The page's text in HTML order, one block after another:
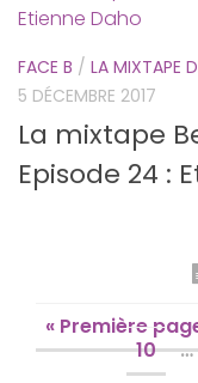
FACE B / LA MIXTAPE
5 DÉCEMBRE 2017
La mixtape
Episode 24 :
« Première
10
…